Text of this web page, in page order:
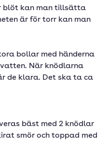
blöt kan man tillsätta
är för torr kan man
bollar med händerna
När knödlarna
de klara. Det ska ta ca
bäst med 2 knödlar
smör och toppad med